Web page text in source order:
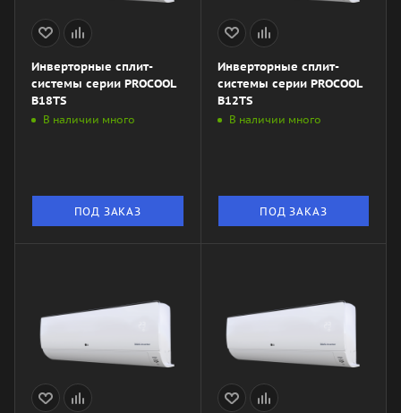
Инверторные сплит-
системы серии PROCOOL
B18TS
В наличии много
ПОД ЗАКАЗ
Инверторные сплит-
системы серии PROCOOL
B12TS
В наличии много
ПОД ЗАКАЗ